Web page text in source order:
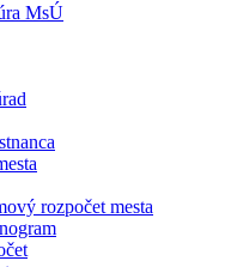
MsÚ
rozpočet mesta